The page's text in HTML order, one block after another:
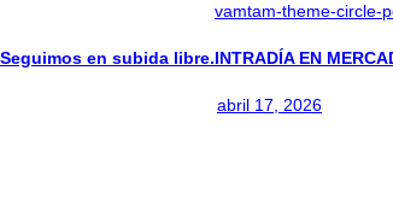
Seguimos en subida libre.
vamtam-theme-circle-
INTRADÍA EN
abril 17, 2026